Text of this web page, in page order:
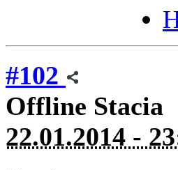
#102
Offline Stacia
22.01.2014 -